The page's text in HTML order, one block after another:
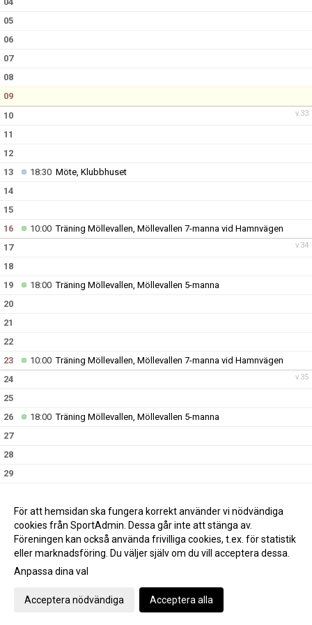
DOKUMENT
05
06
07
08
09
v.33
10
11
12
13
18:30 Möte, Klubbhuset
14
15
16
10:00Träning Möllevallen, Möllevallen 7-manna vid Hamnvägen
v.34
17
18
19
18:00Träning Möllevallen, Möllevallen 5-manna
20
21
22
23
10:00Träning Möllevallen, Möllevallen 7-manna vid Hamnvägen
v.35
24
25
26
18:00Träning Möllevallen, Möllevallen 5-manna
27
28
29
Gå till Webbversion
För att hemsidan ska fungera korrekt använder vi nödvändiga
cookies från SportAdmin. Dessa går inte att stänga av.
Föreningen kan också använda frivilliga cookies, t.ex. för statistik
eller marknadsföring. Du väljer själv om du vill acceptera dessa.
Anpassa dina val
Acceptera nödvändiga Acceptera alla